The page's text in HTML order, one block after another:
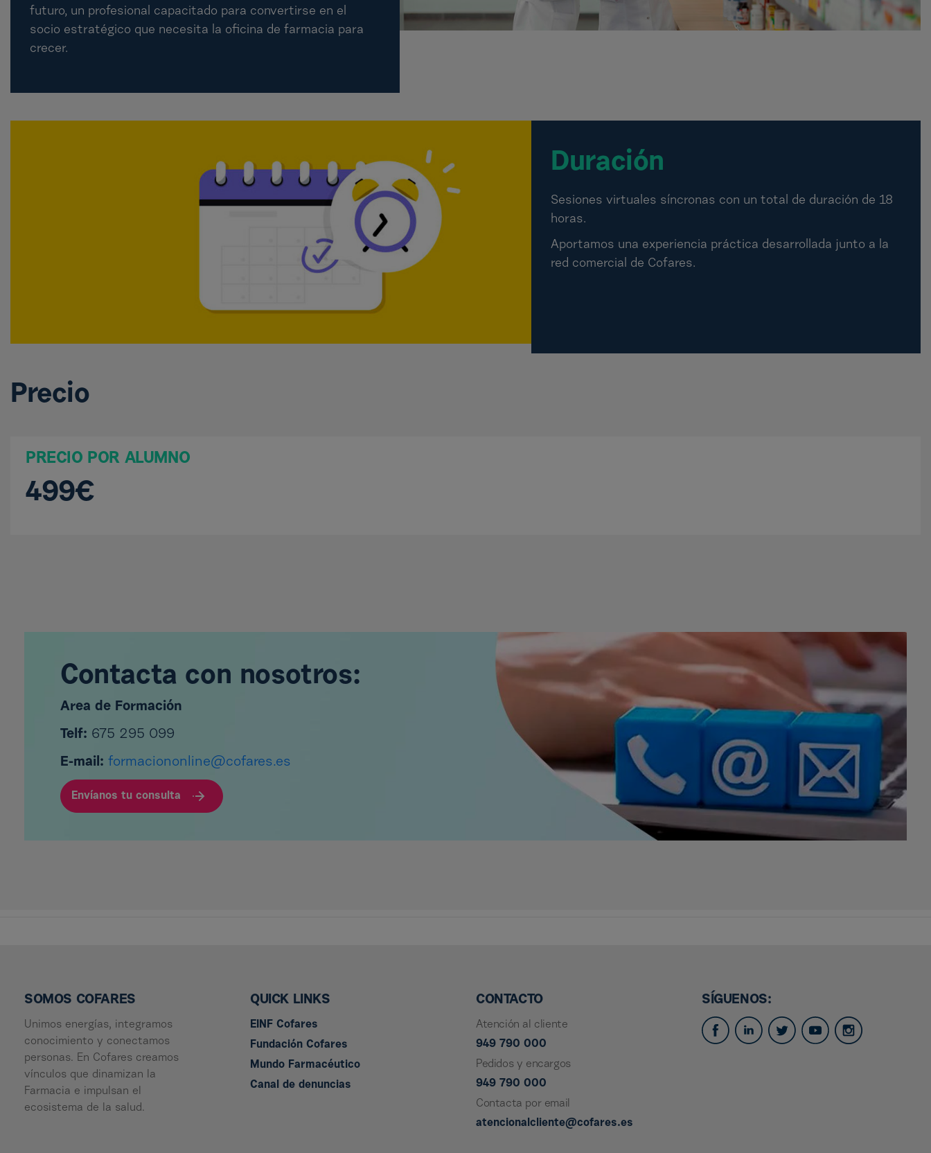
futuro, un profesional capacitado para convertirse en el
socio estratégico que necesita la oficina de farmacia para
crecer.
Duración
Sesiones virtuales síncronas con un total de duración de 18
horas.
Aportamos una experiencia práctica desarrollada junto a la
red comercial de Cofares.
Precio
PRECIO POR ALUMNO
499€
Contacta con nosotros:
Area de Formación
Telf: 675 295 099
E-mail: formaciononline@cofares.es
Envíanos tu consulta
SOMOS COFARES
Unimos energías, integramos
conocimiento y conectamos
personas. En Cofares creamos
vínculos que dinamizan la
Farmacia e impulsan el
ecosistema de la salud.
QUICK LINKS
EINF Cofares
Fundación Cofares
Mundo Farmacéutico
Canal de denuncias
CONTACTO
Atención al cliente
949 790 000
Pedidos y encargos
949 790 000
Contacta por email
atencionalcliente@cofares.es
SÍGUENOS: